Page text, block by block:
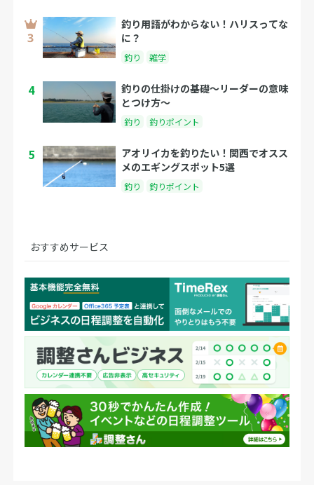
釣り用語がわからない！ハリスってな
に？
釣り 雑学
4
釣りの仕掛けの基礎〜リーダーの意味
とつけ方〜
釣り 釣りポイント
5
アオリイカを釣りたい！関西でオスス
メのエギングスポット5選
釣り 釣りポイント
おすすめサービス